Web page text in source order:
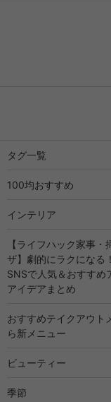
タグ一覧
100均おすすめ
インテリア
【ライフハック家事・
ザ】劇的にラクになる
SNSで人気＆おすすめ
アイデアまとめ
おすすめテイクアウト
ら新メニュー
ビューティー
季節